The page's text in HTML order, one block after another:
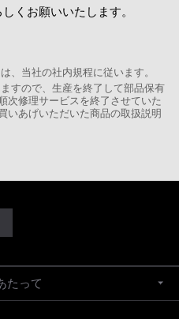
くお願いいたします。
、当社の社内規程に従います。
すので、生産を終了して部品保有
次修理サービスを終了させていた
いあげいただいた商品の取扱説明
たって